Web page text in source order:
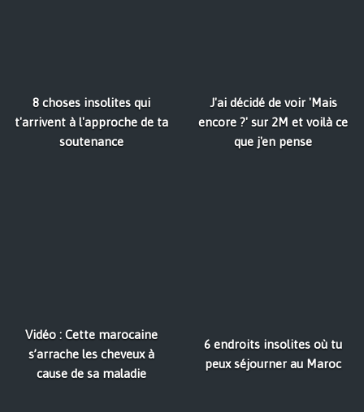
8 choses insolites qui
t'arrivent à l'approche de ta
soutenance
J'ai décidé de voir 'Mais
encore ?' sur 2M et voilà ce
que j'en pense
Vidéo : Cette marocaine
s’arrache les cheveux à
cause de sa maladie
6 endroits insolites où tu
peux séjourner au Maroc